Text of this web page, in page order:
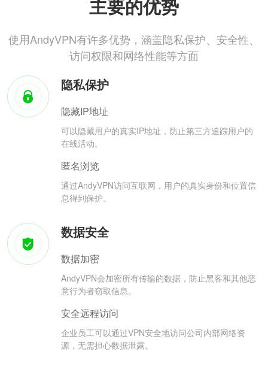
主要的优势
使用AndyVPN有许多优势，涵盖隐私保护、安全性、
访问权限和网络性能等方面
隐私保护
隐藏IP地址
可以隐藏用户的真实IP地址，防止第三方追踪用户的
在线活动。
匿名浏览
通过AndyVPN访问互联网，用户的真实身份和位置信
息得到保护。
数据安全
数据加密
AndyVPN会加密所有传输的数据，防止黑客和其他恶
意行为者窃取信息。
安全远程访问
企业员工可以通过VPN安全地访问公司内部网络资
源，无需担心数据泄露。